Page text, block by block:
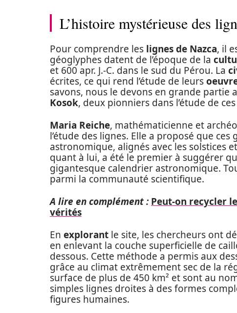
L’histoire mystérieuse des
Pour comprendre les lignes de Nazca, il
géoglyphes datent de l’époque de la
et 600 apr. J.-C. dans le sud du Pérou. La
écrites, ce qui rend l’étude de leurs
savons, nous le devons en grande partie
Kosok, deux pionniers dans l’étude de
Maria Reiche, mathématicienne et
l’étude des lignes. Elle a proposé que
astronomique, alignés avec les solstices
quant à lui, a été le premier à suggérer
gigantesque calendrier astronomique.
parmi la communauté scientifique.
A lire en complément : Peut-on recycler
vérités
En explorant le site, les chercheurs ont
en enlevant la couche superficielle de
dessous. Cette méthode a permis aux
grâce au climat extrêmement sec de la
surface de plus de 450 km² et sont au
simples lignes droites à des formes
figures humaines.